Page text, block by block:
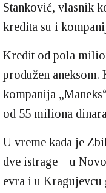
Stanković, vlasnik
kredita su i
Kredit od pola
produžen
kompanija
od 55 miliona
U vreme kada je
dve istrage – u
evra i u Kragujevcu